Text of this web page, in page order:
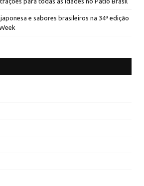
e sabores brasileiros na 34ª edição